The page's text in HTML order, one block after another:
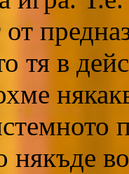
тя в
някъде